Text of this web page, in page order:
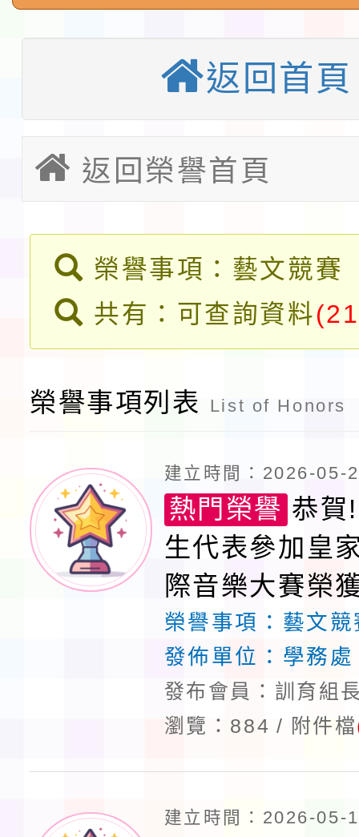
第3次招考代課鐘點教
告(不再辦理後續甄選)
檢送「桃園市115學年
賽實施要點」1份
本市「115學年度學生
「桃園市補助參觀特色
展演活動實施計畫」
請一案
教育部校安中心白海豚
報
淨零綠領人才培育課程
檢送桃園市115學年度
及師生本土語及新住民
實施要點各1份
115年食農教育專業人
程
函轉國家通訊傳播委員
鎮韌性（防空）演習－
「115年金融知識線上
第3次招考代課鐘點教
告(不再辦理後續甄選)
檢送「桃園市115學年
賽實施要點」1份
本市「115學年度學生
程安排一案
「桃園市補助參觀特色
展演活動實施計畫」
返回首頁
返回榮譽首頁
榮譽事項：藝文競賽
共有：可查詢資料
榮譽事項列表 List of Honors
建立時間：2026-05-
熱門榮譽 恭賀
生代表參加皇
際音樂大賽榮
榮譽事項： 藝文競
發佈單位： 學務處
發布會員：訓育組
瀏覽：884
附件檔
建立時間：2026-05-